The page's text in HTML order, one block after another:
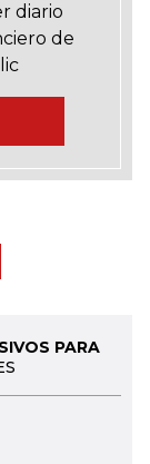
diario
de
PARA